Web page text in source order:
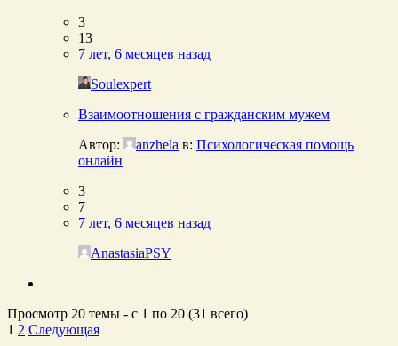
3
13
7 лет, 6 месяцев назад
Soulexpert
Взаимоотношения с гражданским мужем
Автор:
anzhela в: Психологическая помощь
онлайн
3
7
7 лет, 6 месяцев назад
AnastasiaPSY
Просмотр 20 темы - с 1 по 20 (31 всего)
1 2 Следующая